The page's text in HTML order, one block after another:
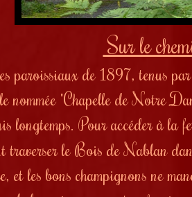
Sur le
paroissiaux de 1897, tenus
nommée "Chapelle de Notre
longtemps. Pour accéder à la
le Bois de Nablan
et les bons champignons ne